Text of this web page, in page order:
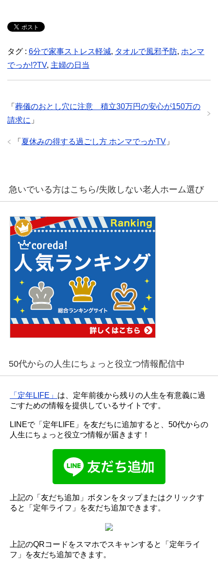
タグ : 6分で家事ストレス軽減, タオルで風邪予防, ホンマ
でっか!?TV, 主婦の日当
「 葬儀のおとし穴に注意 積立30万円の安心が150万の
請求に 」
「 夏休みの得する過ごし方 ホンマでっかTV 」
急いでいる方はこちら/失敗しない老人ホーム選び
50代からの人生にちょっと役立つ情報配信中
「定年LIFE」 は、定年前後から残りの人生を有意義に過
ごすための情報を提供しているサイトです。
LINEで「定年LIFE」を友だちに追加すると、50代からの
人生にちょっと役立つ情報が届きます！
上記の「友だち追加」ボタンをタップまたはクリックす
ると「定年ライフ」を友だち追加できます。
上記のQRコードをスマホでスキャンすると「定年ライ
フ」を友だち追加できます。